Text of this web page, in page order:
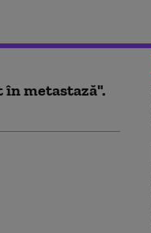
metastază".